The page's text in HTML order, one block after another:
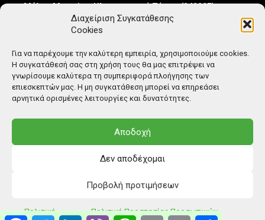
Διαχείριση Συγκατάθεσης
Cookies
Για να παρέχουμε την καλύτερη εμπειρία, χρησιμοποιούμε cookies.
Η συγκατάθεσή σας στη χρήση τους θα μας επιτρέψει να
γνωρίσουμε καλύτερα τη συμπεριφορά πλοήγησης των
επιεσκεπτών μας. Η μη συγκατάθεση μπορεί να επηρεάσει
αρνητικά ορισμένες λειτουργίες και δυνατότητες.
Αποδοχή
Δεν αποδέχομαι
Προβολή προτιμήσεων
Πολιτική Πολιτική Προστασίας Προσωπικών
Μέλος Μητρώου Ηλεκτρονικού Τύπου (242225)
© Copyright: Ethos Media S.A.